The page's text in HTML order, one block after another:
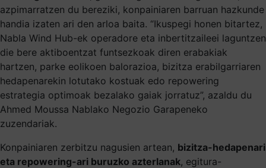
azpimarratzen du bereziki, konpainiaren barruan hazkunde
handia izaten ari den arloa baita. “Ikuspegi honen bitartez,
Nabla Wind Hub-ek operadore eta inbertitzaileei laguntzen
die bere aktiboentzat funtsezkoak diren erabakiak
hartzen, parke eolikoen balorazioa, bizitza erabilgarriaren
hedapenarekin lotutako kostuak edo repowering
estrategia optimoak bezalako gaiak jorratuz”, azaldu du
Ahmed Moussa Nablako Negozio Garapeneko
zuzendariak.
Konpainiaren zerbitzu nagusien artean, bizitza-hedapenari
eta repowering-ari buruzko azterlanak, egitura-